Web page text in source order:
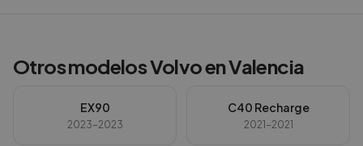
Otros modelosVolvoenValencia
EX90
2023-2023
C40 Recharge
2021-2021